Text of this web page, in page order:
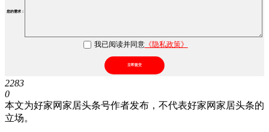
您的需求：
我已阅读并同意《隐私政策》
立即提交
2283
0
本文为好家网家居头条号作者发布，不代表好家网家居头条的
立场。